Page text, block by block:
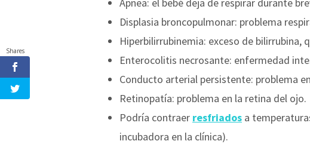
Displasia broncopulmonar: problema
Hiperbilirrubinemia: exceso de bilirrubina,
Enterocolitis necrosante: enfermedad
Conducto arterial persistente: problema
Retinopatía: problema en la retina del ojo.
Podría contraer resfriados a
incubadora en la clínica).
Shares